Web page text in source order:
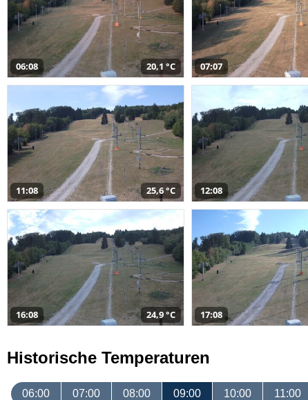
06:08 20,1 °C 07:07
11:08 25,6 °C 12:08
16:08 24,9 °C 17:08
Historische Temperaturen
06:00 07:00 08:00 09:00 10:00 11:00